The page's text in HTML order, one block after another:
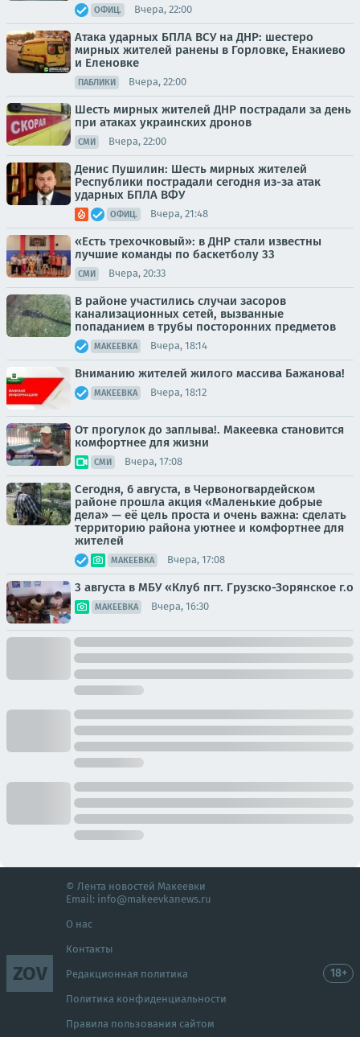
ОФИЦ. Вчера, 22:00
Атака ударных БПЛА ВСУ на ДНР: шестеро
мирных жителей ранены в Горловке, Енакиево
и Еленовке
ПАБЛИКИ Вчера, 22:00
Шесть мирных жителей ДНР пострадали за день
при атаках украинских дронов
СМИ Вчера, 22:00
Денис Пушилин: Шесть мирных жителей
Республики пострадали сегодня из-за атак
ударных БПЛА ВФУ
ОФИЦ. Вчера, 21:48
«Есть трехочковый»: в ДНР стали известны
лучшие команды по баскетболу 33
СМИ Вчера, 20:33
В районе участились случаи засоров
канализационных сетей, вызванные
попаданием в трубы посторонних предметов
МАКЕЕВКА Вчера, 18:14
Вниманию жителей жилого массива Бажанова!
МАКЕЕВКА Вчера, 18:12
От прогулок до заплыва!. Макеевка становится
комфортнее для жизни
СМИ Вчера, 17:08
Сегодня, 6 августа, в Червоногвардейском
районе прошла акция «Маленькие добрые
дела» — её цель проста и очень важна: сделать
территорию района уютнее и комфортнее для
жителей
МАКЕЕВКА Вчера, 17:08
3 августа в МБУ «Клуб пгт. Грузско-Зорянское г.о
МАКЕЕВКА Вчера, 16:30
ZOV
© Лента новостей Макеевки
Email: info@makeevkanews.ru
О нас
Контакты
Редакционная политика
Политика конфиденциальности
Правила пользования сайтом
18+